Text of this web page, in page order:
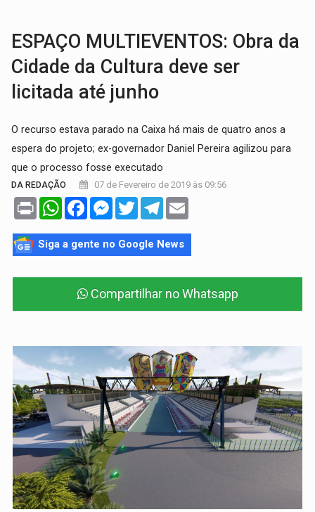
ESPAÇO MULTIEVENTOS: Obra da
Cidade da Cultura deve ser
licitada até junho
O recurso estava parado na Caixa há mais de quatro anos a
espera do projeto; ex-governador Daniel Pereira agilizou para
que o processo fosse executado
DA REDAÇÃO 07 de Fevereiro de 2019 às 09:56
Print WhatsAppFacebookMessenger
TwitterTelegram
Siga a gente no Google News
Compartilhar no Whatsapp